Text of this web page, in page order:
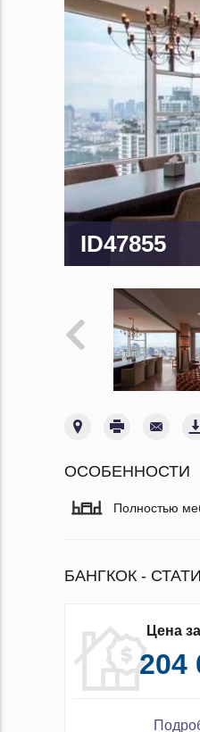
ID47855
ОСОБЕННОСТИ
Полностью
БАНГКОК -
Цена
204